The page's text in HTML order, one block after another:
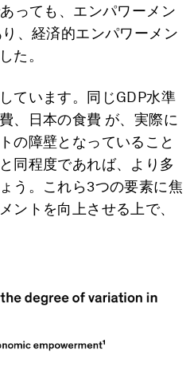
っても、エンパワーメン
、経済的エンパワーメン
た。
ています。同じGDP水準
、日本の食費 が、実際に
の障壁となっていること
同程度であれば、より多
う。これら3つの要素に焦
ントを向上させる上で、